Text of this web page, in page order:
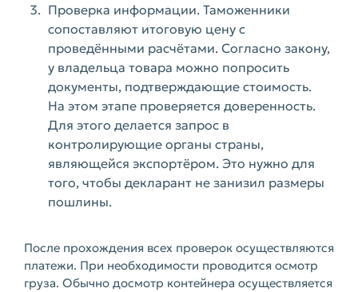
Проверка информации. Таможенники
сопоставляют итоговую цену с
проведёнными расчётами. Согласно закону,
у владельца товара можно попросить
документы, подтверждающие стоимость.
На этом этапе проверяется доверенность.
Для этого делается запрос в
контролирующие органы страны,
являющейся экспортёром. Это нужно для
того, чтобы декларант не занизил размеры
пошлины.
После прохождения всех проверок осуществляются
платежи. При необходимости проводится осмотр
груза. Обычно досмотр контейнера осуществляется